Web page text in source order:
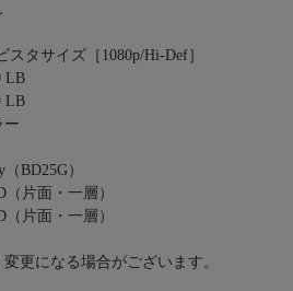
タサイズ［1080p/Hi-Def］
LB
LB
ー
BD25G）
片面・一層）
片面・一層）
更になる場合がございます。